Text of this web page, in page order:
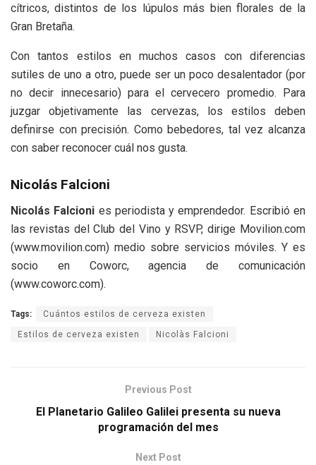
cítricos, distintos de los lúpulos más bien florales de la
Gran Bretaña.
Con tantos estilos en muchos casos con diferencias
sutiles de uno a otro, puede ser un poco desalentador (por
no decir innecesario) para el cervecero promedio. Para
juzgar objetivamente las cervezas, los estilos deben
definirse con precisión. Como bebedores, tal vez alcanza
con saber reconocer cuál nos gusta.
Nicolás Falcioni
Nicolás Falcioni es periodista y emprendedor. Escribió en
las revistas del Club del Vino y RSVP, dirige Movilion.com
(www.movilion.com) medio sobre servicios móviles. Y es
socio en Coworc, agencia de comunicación
(www.coworc.com).
Tags: Cuántos estilos de cerveza existen
Estilos de cerveza existen Nicolàs Falcioni
Previous Post
El Planetario Galileo Galilei presenta su nueva
programación del mes
Next Post